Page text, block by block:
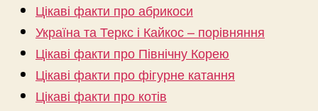
Цікаві факти про абрикоси
Україна та Теркс і Кайкос – порівняння
Цікаві факти про Північну Корею
Цікаві факти про фігурне катання
Цікаві факти про котів